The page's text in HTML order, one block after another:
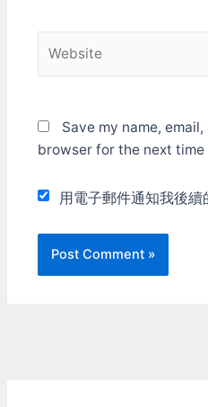
Save my name,
browser for the next time
用電子郵件通知我後續